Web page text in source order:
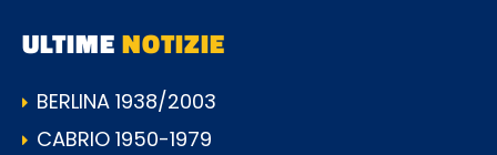
ULTIMENOTIZIE
BERLINA 1938/2003
CABRIO 1950-1979